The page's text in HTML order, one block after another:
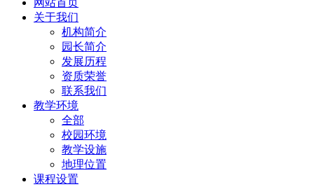
网站首页
关于我们
机构简介
园长简介
发展历程
资质荣誉
联系我们
教学环境
全部
校园环境
教学设施
地理位置
课程设置